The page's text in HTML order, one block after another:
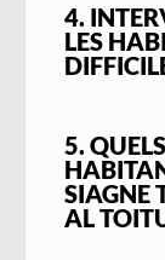
4.
LES
5.
SIAGNE
AL